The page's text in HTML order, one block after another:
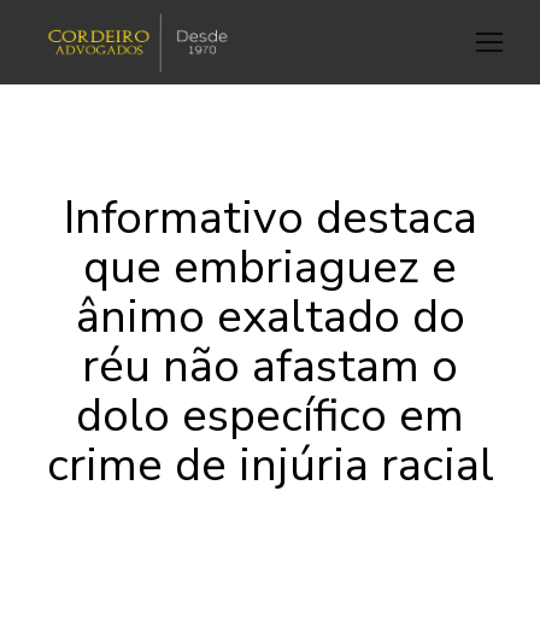
Informativo destaca
que embriaguez e
ânimo exaltado do
réu não afastam o
dolo específico em
crime de injúria racial